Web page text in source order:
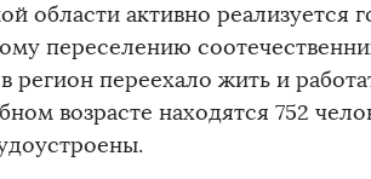
области активно реализуется
переселению
регион переехало жить и
возрасте находятся 752